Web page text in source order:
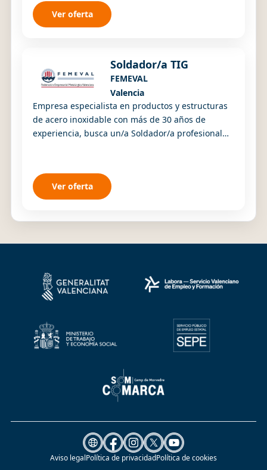
Ver oferta
Soldador/a TIG
FEMEVAL
Valencia
Empresa especialista en productos y estructuras
de acero inoxidable con más de 30 años de
experiencia, busca un/a Soldador/a profesional
Ver oferta
Aviso legalPolítica de privacidadPolítica de cookies